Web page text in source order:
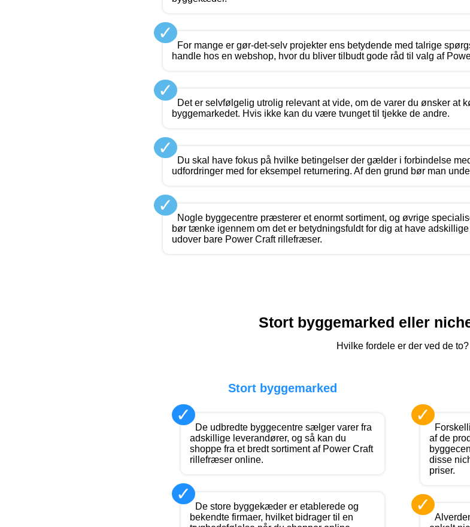
✓
For mange er gør-det-selv projekter ens betydende med talrige
handle hos en webshop, hvor du bliver tilbudt gode råd til valg af
✓
Det er selvfølgelig utrolig relevant at vide, om de varer du ønsker at
byggemarkedet. Hvis ikke kan du være tvunget til tjekke de andre.
✓
Du skal have fokus på hvilke betingelser der gælder i forbindelse
udfordringer med for eksempel returnering. Af den grund bør man
✓
Nogle byggecentre præsterer et enormt sortiment, og øvrige
bør tænke igennem om det er betydningsfuldt for dig at have
udover bare Power Craft rillefræser.
Stort byggemarked eller
Hvilke fordele er der ved de to?
Stort byggemarked
✓
De udbredte byggecentre sælger varer fra
adskillige leverandører, og så kan du
shoppe fra et bredt sortiment af Power Craft
rillefræser online.
✓
De store byggekæder er etablerede og
bekendte firmaer, hvilket bidrager til en
✓
af de
disse
priser.
✓